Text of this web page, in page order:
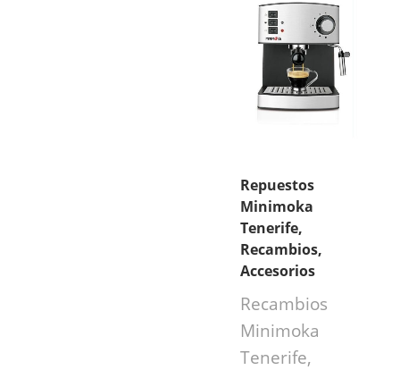
Repuestos
Minimoka
Tenerife,
Recambios,
Accesorios
Recambios
Minimoka
Tenerife,